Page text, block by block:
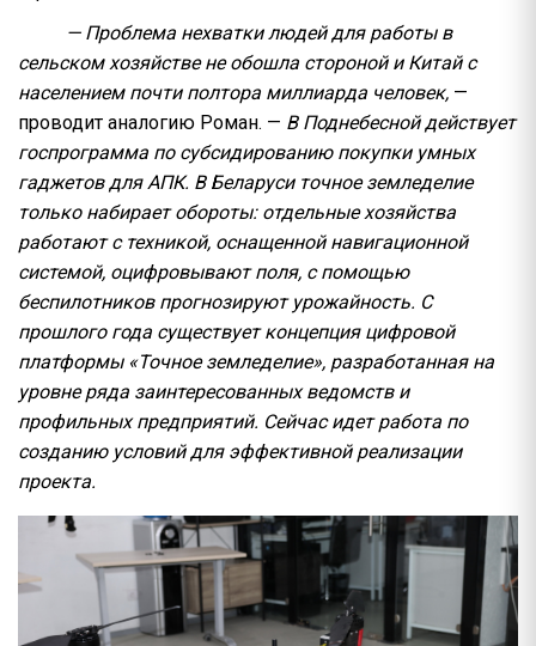
— Проблема нехватки людей для работы в
сельском хозяйстве не обошла стороной и Китай с
населением почти полтора миллиарда человек, —
проводит аналогию Роман. — В Поднебесной действует
госпрограмма по субсидированию покупки умных
гаджетов для АПК. В Беларуси точное земледелие
только набирает обороты: отдельные хозяйства
работают с техникой, оснащенной навигационной
системой, оцифровывают поля, с помощью
беспилотников прогнозируют урожайность. С
прошлого года существует концепция цифровой
платформы «Точное земледелие», разработанная на
уровне ряда заинтересованных ведомств и
профильных предприятий. Сейчас идет работа по
созданию условий для эффективной реализации
проекта.